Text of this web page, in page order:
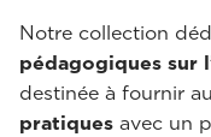
Notre collection
pédagogiques sur
destinée à fournir
pratiques avec un